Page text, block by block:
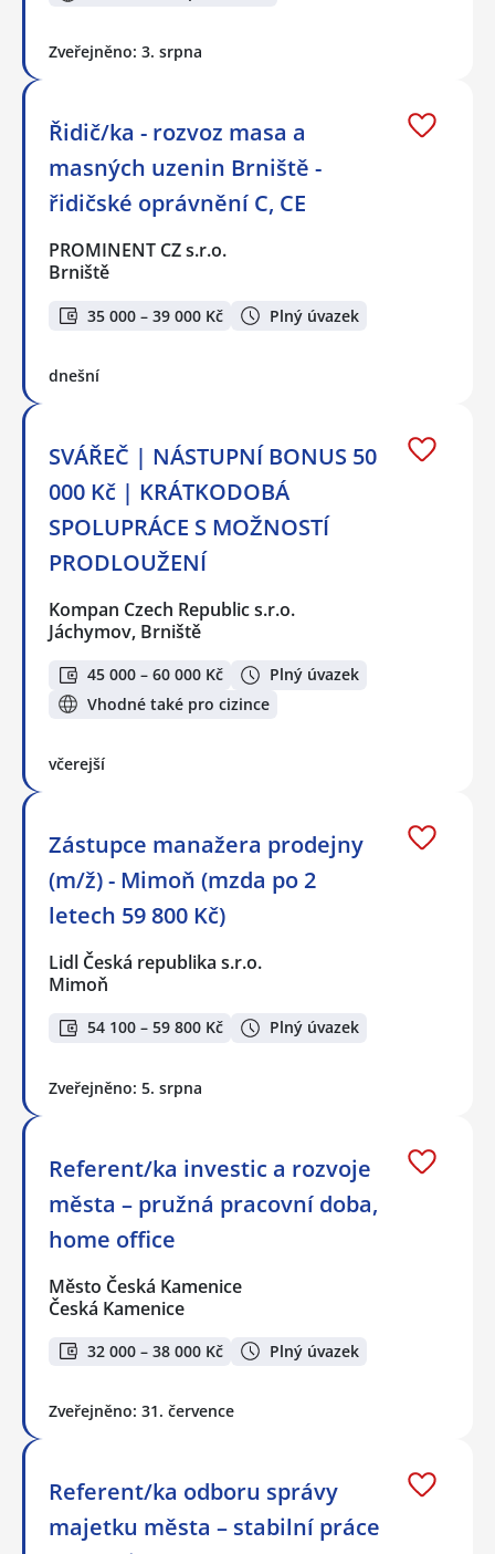
Zveřejněno: 3. srpna
Řidič/ka - rozvoz masa a
masných uzenin Brniště -
řidičské oprávnění C, CE
PROMINENT CZ s.r.o.
Brniště
35 000 – 39 000 Kč Plný úvazek
dnešní
SVÁŘEČ | NÁSTUPNÍ BONUS 50
000 Kč | KRÁTKODOBÁ
SPOLUPRÁCE S MOŽNOSTÍ
PRODLOUŽENÍ
Kompan Czech Republic s.r.o.
Jáchymov, Brniště
45 000 – 60 000 Kč
Plný úvazek
Vhodné také pro cizince
včerejší
Zástupce manažera prodejny
(m/ž) - Mimoň (mzda po 2
letech 59 800 Kč)
Lidl Česká republika s.r.o.
Mimoň
54 100 – 59 800 Kč Plný úvazek
Zveřejněno: 5. srpna
Referent/ka investic a rozvoje
města – pružná pracovní doba,
home office
Město Česká Kamenice
Česká Kamenice
32 000 – 38 000 Kč Plný úvazek
Zveřejněno: 31. července
Referent/ka odboru správy
majetku města – stabilní práce